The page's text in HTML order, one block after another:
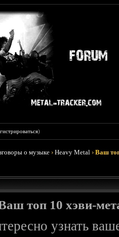
)
о музыке ›Heavy Metal ›Ваш
топ 10 хэви-
узнать